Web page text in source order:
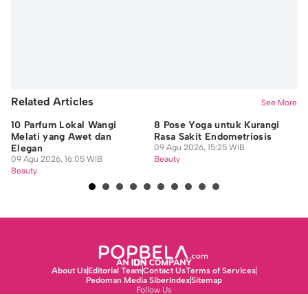
Related Articles See More
10 Parfum Lokal Wangi
Melati yang Awet dan
Elegan
09 Agu 2026, 16:05 WIB
Beauty
8 Pose Yoga untuk Kurangi
Rasa Sakit Endometriosis
09 Agu 2026, 15:25 WIB
Beauty
About UsEditorial TeamContact UsTerms of Services
Pedoman Media SiberIndexSitemap
Follow Us